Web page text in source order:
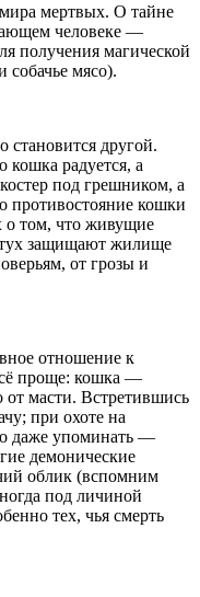
мертвых. О тайне
человеке —
получения магической
собачье мясо).
становится другой.
кошка радуется, а
под грешником, а
противостояние кошки
о том, что живущие
защищают жилище
от грозы и
отношение к
проще: кошка —
от масти. Встретившись
при охоте на
даже упоминать —
демонические
облик (вспомним
под личиной
тех, чья смерть